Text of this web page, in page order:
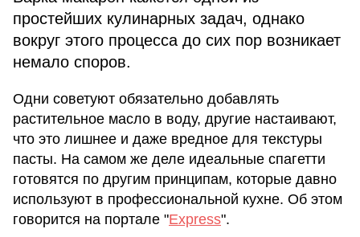
простейших кулинарных задач, однако
вокруг этого процесса до сих пор возникает
немало споров.
Одни советуют обязательно добавлять
растительное масло в воду, другие настаивают,
что это лишнее и даже вредное для текстуры
пасты. На самом же деле идеальные спагетти
готовятся по другим принципам, которые давно
используют в профессиональной кухне. Об этом
говорится на портале "Express".